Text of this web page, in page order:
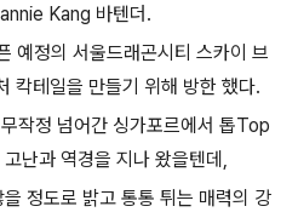
Kang 바텐더.
예정의 서울드래곤시티 스카이 브
칵테일을 만들기 위해 방한 했다.
작정 넘어간 싱가포르에서 톱Top
난과 역경을 지나 왔을텐데,
정도로 밝고 통통 튀는 매력의 강